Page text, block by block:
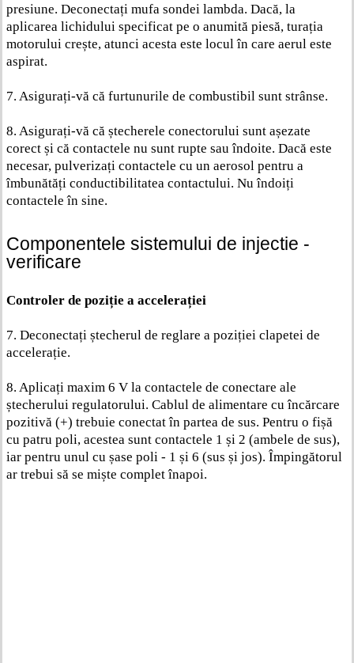
presiune. Deconectați mufa sondei lambda. Dacă, la
aplicarea lichidului specificat pe o anumită piesă, turația
motorului crește, atunci acesta este locul în care aerul este
aspirat.
7. Asigurați-vă că furtunurile de combustibil sunt strânse.
8. Asigurați-vă că ștecherele conectorului sunt așezate
corect și că contactele nu sunt rupte sau îndoite. Dacă este
necesar, pulverizați contactele cu un aerosol pentru a
îmbunătăți conductibilitatea contactului. Nu îndoiți
contactele în sine.
Componentele sistemului de injectie -
verificare
Controler de poziție a accelerației
7. Deconectați ștecherul de reglare a poziției clapetei de
accelerație.
8. Aplicați maxim 6 V la contactele de conectare ale
ștecherului regulatorului. Cablul de alimentare cu încărcare
pozitivă (+) trebuie conectat în partea de sus. Pentru o fișă
cu patru poli, acestea sunt contactele 1 și 2 (ambele de sus),
iar pentru unul cu șase poli - 1 și 6 (sus și jos). Împingătorul
ar trebui să se miște complet înapoi.